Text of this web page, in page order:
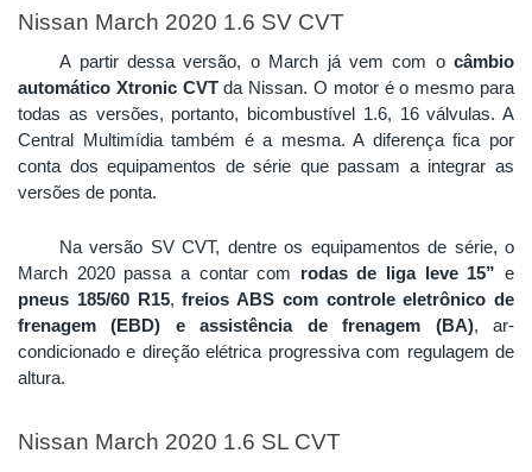
Nissan March 2020 1.6 SV CVT
A partir dessa versão, o March já vem com o câmbio
automático Xtronic CVT da Nissan. O motor é o mesmo para
todas as versões, portanto, bicombustível 1.6, 16 válvulas. A
Central Multimídia também é a mesma. A diferença fica por
conta dos equipamentos de série que passam a integrar as
versões de ponta.
Na versão SV CVT, dentre os equipamentos de série, o
March 2020 passa a contar com rodas de liga leve 15”
pneus 185/60 R15, freios ABS com controle eletrônico de
frenagem (EBD) e assistência de frenagem (BA), ar-
condicionado e direção elétrica progressiva com regulagem de
altura.
Nissan March 2020 1.6 SL CVT